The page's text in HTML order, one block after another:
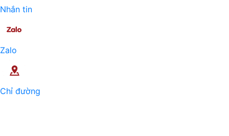
Nhắn tin
Zalo
Chỉ đường